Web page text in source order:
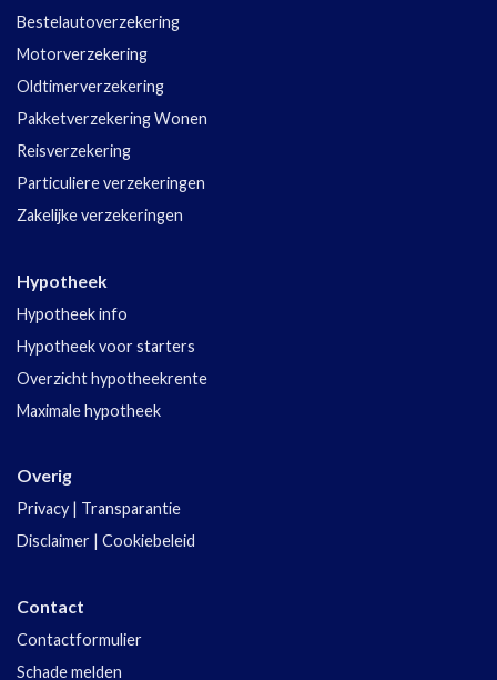
Bestelautoverzekering
Motorverzekering
Oldtimerverzekering
Pakketverzekering Wonen
Reisverzekering
Particuliere verzekeringen
Zakelijke verzekeringen
Hypotheek
Hypotheek info
Hypotheek voor starters
Overzicht hypotheekrente
Maximale hypotheek
Overig
Privacy | Transparantie
Disclaimer | Cookiebeleid
Contact
Contactformulier
Schade melden